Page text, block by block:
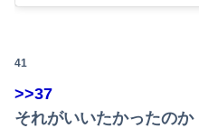
41
>>37
それがいいたかったのか